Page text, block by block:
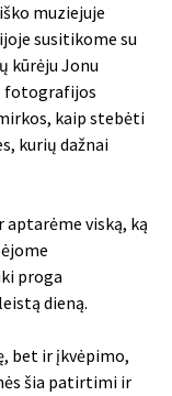
muziejuje
susitikome su
kūrėju Jonu
fotografijos
kaip stebėti
kurių dažnai
aptarėme viską, ką
proga
dieną.
bet ir įkvėpimo,
šia patirtimi ir